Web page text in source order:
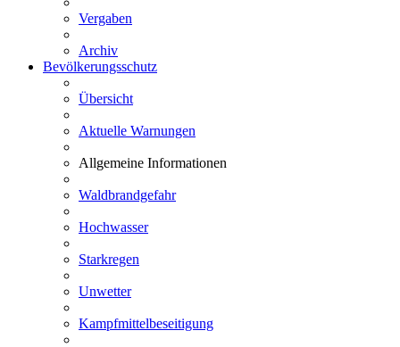
Vergaben
Archiv
Bevölkerungsschutz
Übersicht
Aktuelle Warnungen
Allgemeine Informationen
Waldbrandgefahr
Hochwasser
Starkregen
Unwetter
Kampfmittelbeseitigung